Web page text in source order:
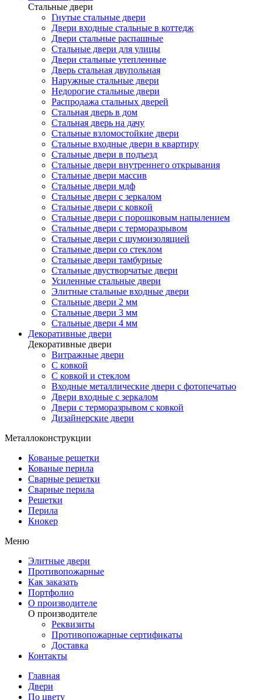
Стальные двери
Гнутые стальные двери
Двери входные стальные в коттедж
Двери стальные распашные
Стальные двери для улицы
Двери стальные утепленные
Дверь стальная двупольная
Наружные стальные двери
Недорогие стальные двери
Распродажа стальных дверей
Стальная дверь в дом
Стальная дверь на дачу
Стальные взломостойкие двери
Стальные входные двери в квартиру
Стальные двери в подъезд
Стальные двери внутреннего открывания
Стальные двери массив
Стальные двери мдф
Стальные двери с зеркалом
Стальные двери с ковкой
Стальные двери с порошковым напылением
Стальные двери с терморазрывом
Стальные двери с шумоизоляцией
Стальные двери со стеклом
Стальные двери тамбурные
Стальные двустворчатые двери
Усиленные стальные двери
Элитные стальные входные двери
Стальные двери 2 мм
Стальные двери 3 мм
Стальные двери 4 мм
Декоративные двери
Декоративные двери
Витражные двери
С ковкой
С ковкой и стеклом
Входные металлические двери с фотопечатью
Двери входные с зеркалом
Двери с терморазрывом с ковкой
Дизайнерские двери
Металлоконструкции
Кованые решетки
Кованые перила
Сварные решетки
Сварные перила
Решетки
Перила
Кнокер
Меню
Элитные двери
Противопожарные
Как заказать
Портфолио
О производителе
О производителе
Реквизиты
Противопожарные сертификаты
Доставка
Контакты
Главная
Двери
По цвету